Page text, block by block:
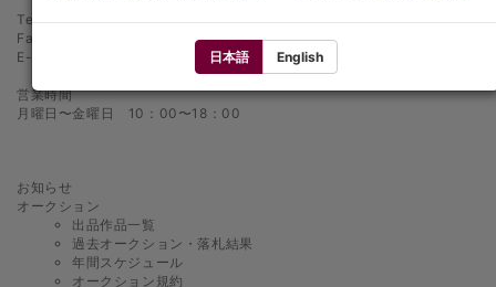
Tel.: 03-5216-2480
Fax: 03-5216-2481
E-mail:
営業時間
月曜日〜金曜日 10：00〜18：00
お知らせ
オークション
出品作品一覧
過去オークション・落札結果
年間スケジュール
オークション規約
日本語 English